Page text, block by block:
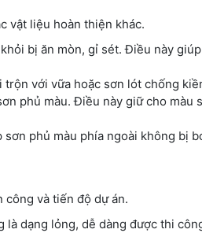
vật liệu hoàn thiện khác.
bị ăn mòn, gỉ sét. Điều này
trộn với vữa hoặc sơn lót chống
phủ màu. Điều này giữ cho màu
phủ màu phía ngoài không bị
công và tiến độ dự án.
là dạng lỏng, dễ dàng được thi